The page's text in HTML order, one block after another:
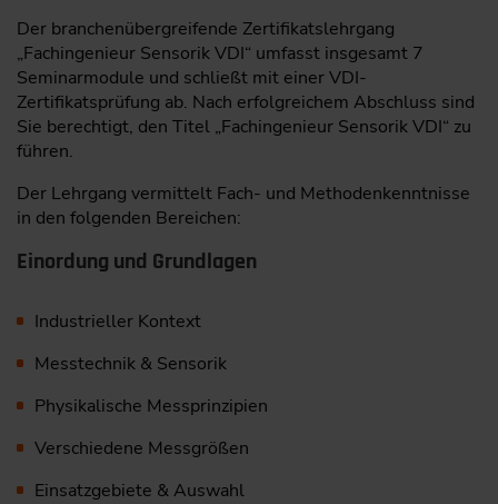
Der branchenübergreifende Zertifikatslehrgang
„Fachingenieur Sensorik VDI“ umfasst insgesamt 7
Seminarmodule und schließt mit einer VDI-
Zertifikatsprüfung ab. Nach erfolgreichem Abschluss sind
Sie berechtigt, den Titel „Fachingenieur Sensorik VDI“ zu
führen.
Der Lehrgang vermittelt Fach- und Methodenkenntnisse
in den folgenden Bereichen:
Einordung und Grundlagen
Industrieller Kontext
Messtechnik & Sensorik
Physikalische Messprinzipien
Verschiedene Messgrößen
Einsatzgebiete & Auswahl